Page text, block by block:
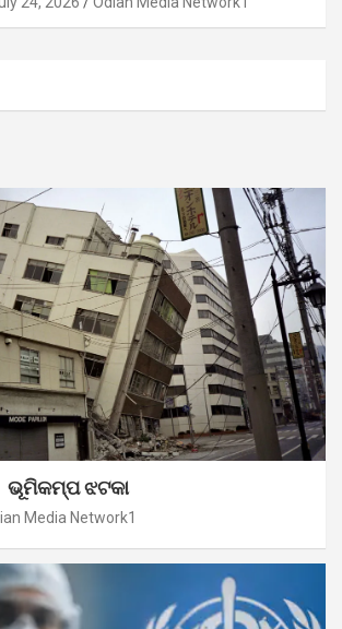
ଭୂମିକମ୍ପ ଝଟକା
Media Network1